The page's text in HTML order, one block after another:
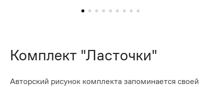
Комплект "Ласточки"
Авторский рисунок комплекта запоминается своей